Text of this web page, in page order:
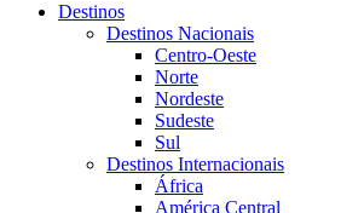
Destinos
Destinos Nacionais
Centro-Oeste
Norte
Nordeste
Sudeste
Sul
Destinos Internacionais
África
América Central